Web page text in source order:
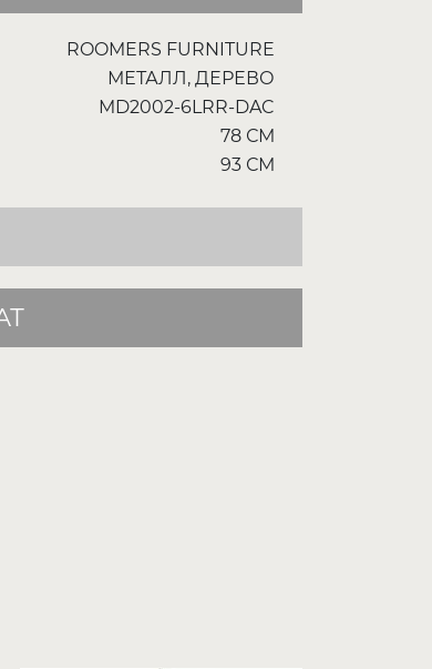
ROOMERS FURNITURE
МЕТАЛЛ, ДЕРЕВО
MD2002-6LRR-DAC
78 СМ
93 СМ